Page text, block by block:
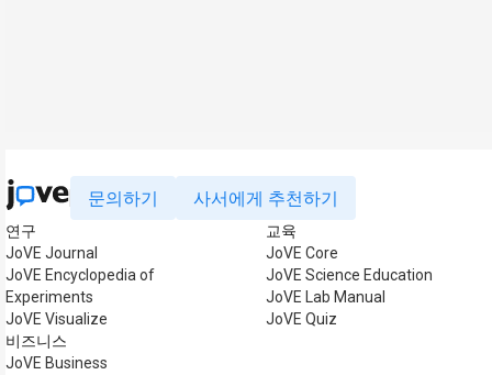
문의하기 사서에게 추천하기
연구
JoVE Journal
JoVE Encyclopedia of
Experiments
JoVE Visualize
비즈니스
JoVE Business
교육
JoVE Core
JoVE Science Education
JoVE Lab Manual
JoVE Quiz